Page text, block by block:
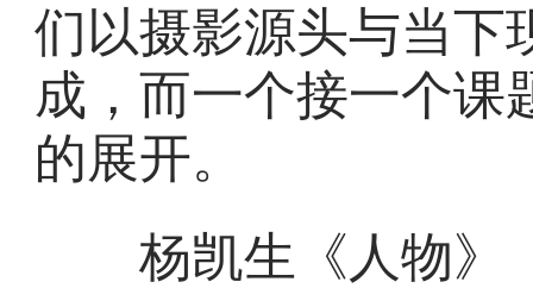
们以摄影源头与当下
成，而一个接一个课
的展开。
杨凯生《人物》